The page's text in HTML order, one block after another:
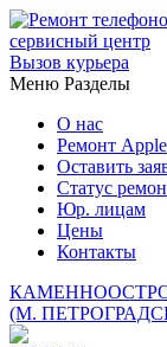
Вызов курьера
Меню Разделы
О нас
Ремонт Apple
Оставить
Статус
Юр. лицам
Цены
Контакты
(М.